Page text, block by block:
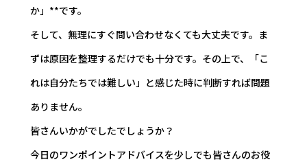
か」**です。
そして、無理にすぐ問い合わせなくても大丈夫です。ま
ずは原因を整理するだけでも十分です。その上で、「こ
れは自分たちでは難しい」と感じた時に判断すれば問題
ありません。
皆さんいかがでしたでしょうか？
今日のワンポイントアドバイスを少しでも皆さんのお役